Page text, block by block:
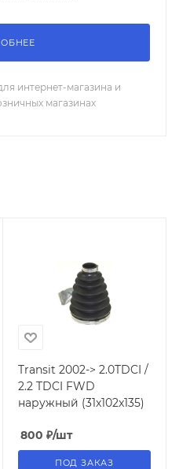
интернет-магазина и
магазинах
Transit 2002-> 2.0TDCI /
2.2 TDCI FWD
наружный (31x102x135)
800 ₽/шт
ПОД ЗАКАЗ